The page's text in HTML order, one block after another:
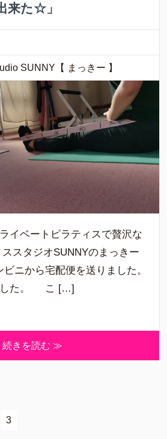
来た☆」
SUNNY【 まっきー 】
イベートピラティスで贅沢な
スタジオSUNNYのまっきー
ニから宅配便を送りました。
した。 こ […]
続きを読む ≫
3